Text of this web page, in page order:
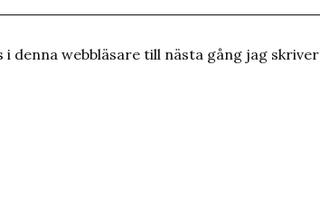
denna webbläsare till nästa gång jag skriver